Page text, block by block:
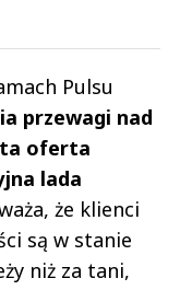
Pulsu
przewagi nad
oferta
lada
że klienci
są w stanie
niż za tani,